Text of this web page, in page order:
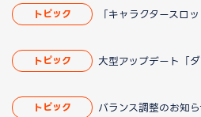
トピック 「キャラクタースロ
トピック
トピック バランス調整のお知